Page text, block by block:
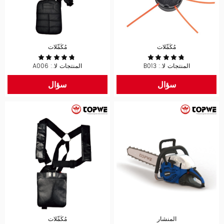
مُكَمِّلات
المنتجات لا.: B013
سؤال
مُكَمِّلات
المنتجات لا.: A006
سؤال
المنشار مُكَمِّلات